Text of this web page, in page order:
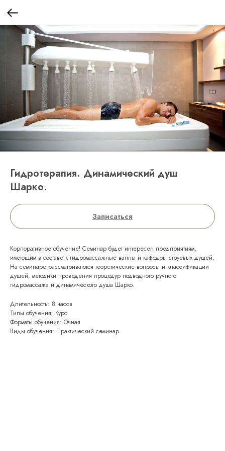
Гидротерапия. Динамический душ
Шарко.
Записаться
Корпоративное обучение! Семинар будет интересен предприятиям,
имеющим в составе к гидромассажные ванны и кафедры струевых душей.
На семинаре рассматриваются теоретические вопросы и классификации
душей, методики проведения процедур подводного ручного
гидромассажа и динамического душа Шарко.
Длительность: 8 часов
Типы обучения: Курс
Форматы обучения: Очная
Виды обучения: Практический семинар